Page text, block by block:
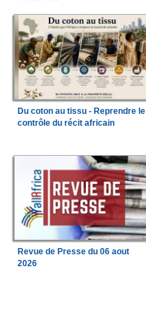
Du coton au tissu - Reprendre le
contrôle du récit africain
Revue de Presse du 06 aout
2026